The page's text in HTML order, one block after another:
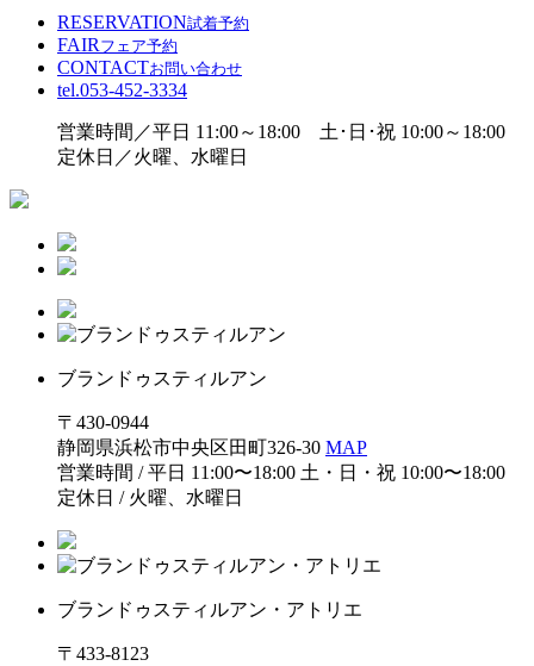
RESERVATION試着予約
FAIR フェア予約
CONTACTお問い合わせ
tel.053-452-3334
営業時間／平日 11:00～18:00 土･日･祝 10:00～18:00
定休日／火曜、水曜日
ブランドゥスティルアン
〒430-0944
静岡県浜松市中央区田町326-30 MAP
営業時間 / 平日 11:00〜18:00 土・日・祝 10:00〜18:00
定休日 / 火曜、水曜日
ブランドゥスティルアン・アトリエ
〒433-8123